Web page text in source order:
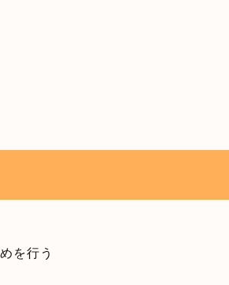
を行う